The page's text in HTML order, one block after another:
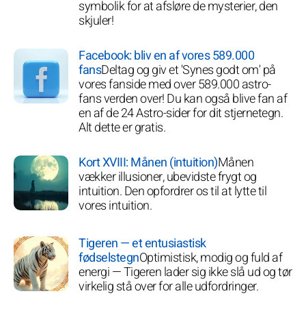
symbolik for at afsløre de mysterier, den
skjuler!
Facebook: bliv en af vores 589.000
fansDeltag og giv et 'Synes godt om' på
vores fanside med over 589.000 astro-
fans verden over! Du kan også blive fan af
en af de 24 Astro-sider for dit stjernetegn.
Alt dette er gratis.
Kort XVIII: Månen (intuition)Månen
vækker illusioner, ubevidste frygt og
intuition. Den opfordrer os til at lytte til
vores intuition.
Tigeren — et entusiastisk
fødselstegnOptimistisk, modig og fuld af
energi — Tigeren lader sig ikke slå ud og tør
virkelig stå over for alle udfordringer.